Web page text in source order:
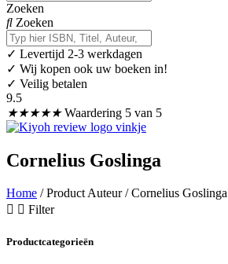
Zoeken
Zoeken
✓ Levertijd 2-3 werkdagen
✓ Wij kopen ook uw boeken in!
✓ Veilig betalen
9.5
★★★★★ Waardering 5 van 5
Cornelius Goslinga
Home / Product Auteur / Cornelius Goslinga
Filter
Productcategorieën